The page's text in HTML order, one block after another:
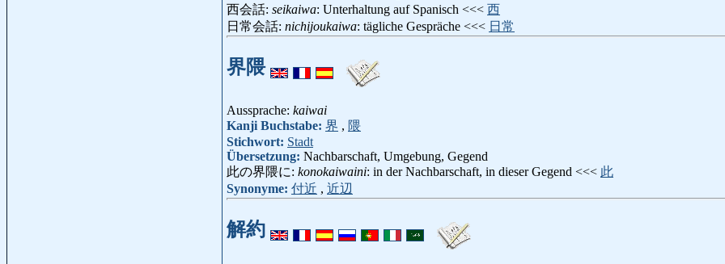
西会話: seikaiwa: Unterhaltung auf Spanisch <<< 西
日常会話: nichijoukaiwa: tägliche Gespräche <<< 日常
界隈
Aussprache: kaiwai
Kanji Buchstabe: 界 , 隈
Stichwort: Stadt
Übersetzung: Nachbarschaft, Umgebung, Gegend
此の界隈に: konokaiwaini: in der Nachbarschaft, in dieser Gegend <<< 此
Synonyme: 付近 , 近辺
解約